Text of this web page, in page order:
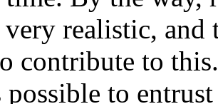
very realistic, and
contribute to
to